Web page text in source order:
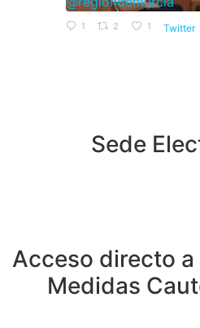
1 2 1 Twitter
Sede
Acceso directo
Medidas